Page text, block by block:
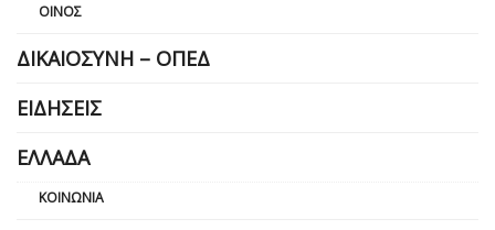
ΟΊΝΟΣ
ΔΙΚΑΙΟΣΎΝΗ – ΟΠΕΔ
ΕΙΔΉΣΕΙΣ
ΕΛΛΆΔΑ
ΚΟΙΝΩΝΊΑ